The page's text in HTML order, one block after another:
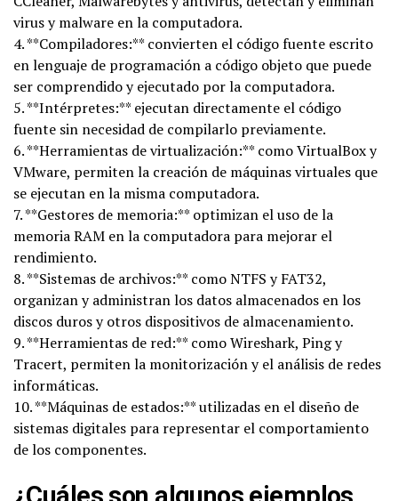
virus y malware en la computadora.
4. **Compiladores:** convierten el código fuente escrito
en lenguaje de programación a código objeto que puede
ser comprendido y ejecutado por la computadora.
5. **Intérpretes:** ejecutan directamente el código
fuente sin necesidad de compilarlo previamente.
6. **Herramientas de virtualización:** como VirtualBox y
VMware, permiten la creación de máquinas virtuales que
se ejecutan en la misma computadora.
7. **Gestores de memoria:** optimizan el uso de la
memoria RAM en la computadora para mejorar el
rendimiento.
8. **Sistemas de archivos:** como NTFS y FAT32,
organizan y administran los datos almacenados en los
discos duros y otros dispositivos de almacenamiento.
9. **Herramientas de red:** como Wireshark, Ping y
Tracert, permiten la monitorización y el análisis de redes
informáticas.
10. **Máquinas de estados:** utilizadas en el diseño de
sistemas digitales para representar el comportamiento
de los componentes.